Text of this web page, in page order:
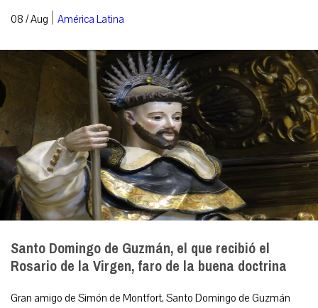
08 / Aug | América Latina
Santo Domingo de Guzmán, el que recibió el
Rosario de la Virgen, faro de la buena doctrina
Gran amigo de Simón de Montfort, Santo Domingo de Guzmán